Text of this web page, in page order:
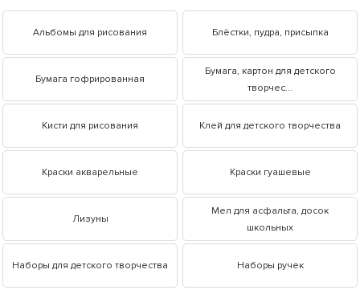
Альбомы для рисования Блёстки, пудра, присыпка
Бумага гофрированная
Бумага, картон для детского
творчес...
Кисти для рисования Клей для детского творчества
Краски акварельные Краски гуашевые
Лизуны
Мел для асфальта, досок
школьных
Наборы для детского творчества Наборы ручек